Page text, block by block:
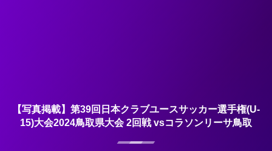
【写真掲載】第39回日本クラブユースサッカー選手権(U-
15)大会2024鳥取県大会 2回戦 vsコラソンリーサ鳥取